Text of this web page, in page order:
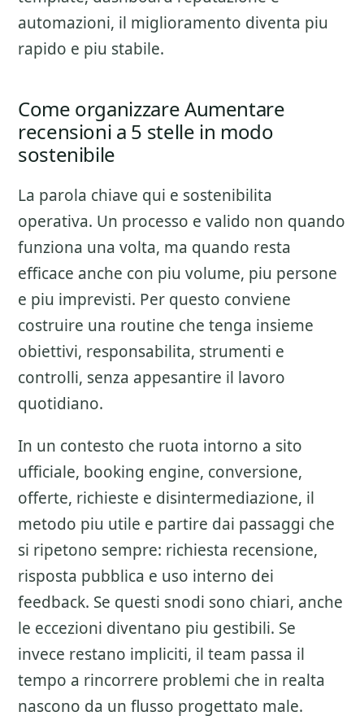
automazioni, il miglioramento diventa piu
rapido e piu stabile.
Come organizzare Aumentare
recensioni a 5 stelle in modo
sostenibile
La parola chiave qui e sostenibilita
operativa. Un processo e valido non quando
funziona una volta, ma quando resta
efficace anche con piu volume, piu persone
e piu imprevisti. Per questo conviene
costruire una routine che tenga insieme
obiettivi, responsabilita, strumenti e
controlli, senza appesantire il lavoro
quotidiano.
In un contesto che ruota intorno a sito
ufficiale, booking engine, conversione,
offerte, richieste e disintermediazione, il
metodo piu utile e partire dai passaggi che
si ripetono sempre: richiesta recensione,
risposta pubblica e uso interno dei
feedback. Se questi snodi sono chiari, anche
le eccezioni diventano piu gestibili. Se
invece restano impliciti, il team passa il
tempo a rincorrere problemi che in realta
nascono da un flusso progettato male.